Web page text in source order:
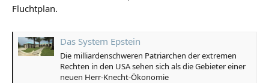
Fluchtplan.
Das System Epstein
Die milliardenschweren Patriarchen der extremen
Rechten in den USA sehen sich als die Gebieter einer
neuen Herr-Knecht-Ökonomie